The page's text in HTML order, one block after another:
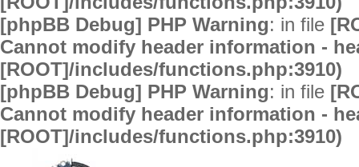
[phpBB Debug] PHP Warning: in file
Cannot modify header information -
[ROOT]/includes/functions.php:3910)
[phpBB Debug] PHP Warning: in file
Cannot modify header information -
[ROOT]/includes/functions.php:3910)